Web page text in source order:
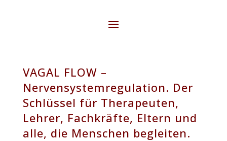
VAGAL FLOW –
Nervensystemregulation. Der
Schlüssel für Therapeuten,
Lehrer, Fachkräfte, Eltern und
alle, die Menschen begleiten.